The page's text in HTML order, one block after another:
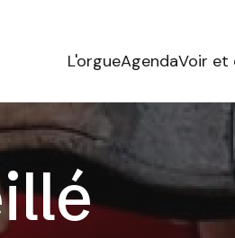
L'orgueAgendaVoir et